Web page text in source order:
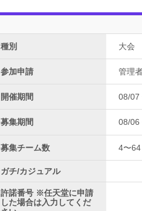
種別 大会
参加申請 管理
開催期間 08/07
募集期間 08/06
募集チーム数 4〜64
ガチ/カジュアル
許諾番号 ※任天堂に申請
した場合は入力してくだ